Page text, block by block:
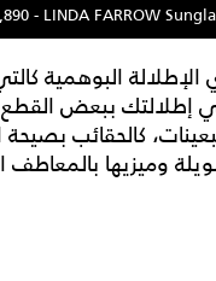
- LINDA FARROW
البوهمية
إطلالتك ببعض
كالحقائب بصيحة
وميزيها بالمعاطف